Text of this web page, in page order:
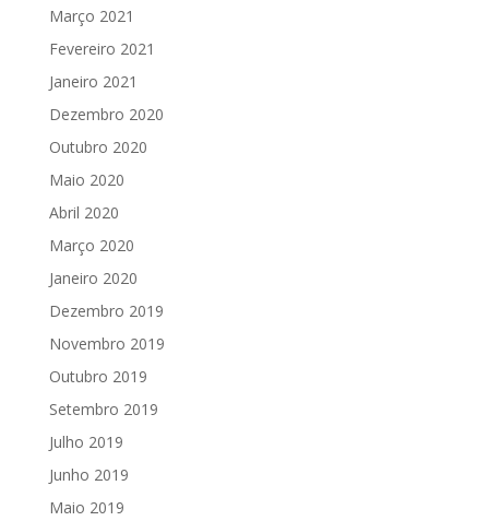
Março 2021
Fevereiro 2021
Janeiro 2021
Dezembro 2020
Outubro 2020
Maio 2020
Abril 2020
Março 2020
Janeiro 2020
Dezembro 2019
Novembro 2019
Outubro 2019
Setembro 2019
Julho 2019
Junho 2019
Maio 2019